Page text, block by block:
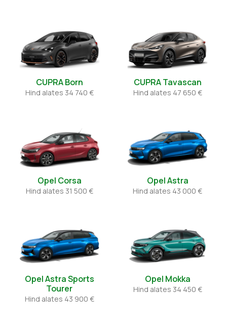
CUPRA Born
Hind alates 34 740 €
CUPRA Tavascan
Hind alates 47 650 €
Opel Corsa
Hind alates 31 500 €
Opel Astra
Hind alates 43 000 €
Opel Astra Sports
Tourer
Hind alates 43 900 €
Opel Mokka
Hind alates 34 450 €